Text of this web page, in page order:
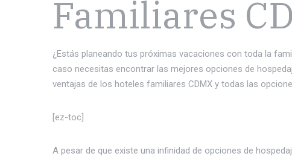
Familiares
¿Estás planeando tus próximas vacaciones con toda la
caso necesitas encontrar las mejores opciones de
ventajas de los hoteles familiares CDMX y todas las
[ez-toc]
A pesar de que existe una infinidad de opciones de